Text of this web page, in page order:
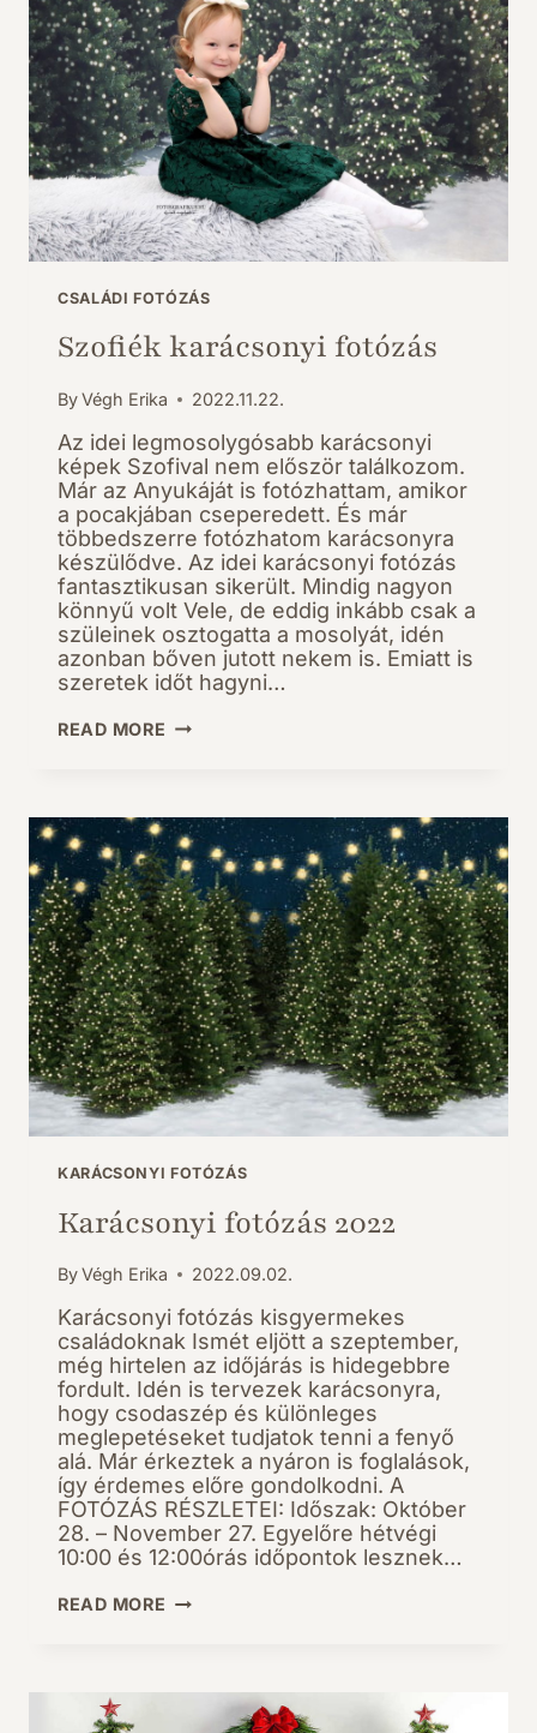
CSALÁDI FOTÓZÁS
Szofiék karácsonyi fotózás
ByVégh Erika 2022.11.22.
Az idei legmosolygósabb karácsonyi
képek Szofival nem először találkozom.
Már az Anyukáját is fotózhattam, amikor
a pocakjában cseperedett. És már
többedszerre fotózhatom karácsonyra
készülődve. Az idei karácsonyi fotózás
fantasztikusan sikerült. Mindig nagyon
könnyű volt Vele, de eddig inkább csak a
szüleinek osztogatta a mosolyát, idén
azonban bőven jutott nekem is. Emiatt is
szeretek időt hagyni…
READ MORE SZOFIÉK
KARÁCSONYI FOTÓZÁS
Karácsonyi fotózás 2022
ByVégh Erika 2022.09.02.
Karácsonyi fotózás kisgyermekes
családoknak Ismét eljött a szeptember,
még hirtelen az időjárás is hidegebbre
fordult. Idén is tervezek karácsonyra,
hogy csodaszép és különleges
meglepetéseket tudjatok tenni a fenyő
alá. Már érkeztek a nyáron is foglalások,
így érdemes előre gondolkodni. A
FOTÓZÁS RÉSZLETEI: Időszak: Október
28. – November 27. Egyelőre hétvégi
10:00 és 12:00órás időpontok lesznek…
READ MORE KARÁCSONYI